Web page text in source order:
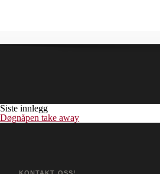
Siste innlegg
Døgnåpen take away